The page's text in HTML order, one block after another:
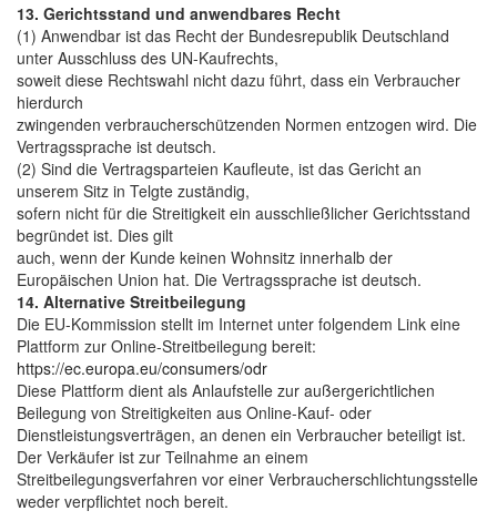
13. Gerichtsstand und anwendbares Recht
(1) Anwendbar ist das Recht der Bundesrepublik Deutschland
unter Ausschluss des UN-Kaufrechts,
soweit diese Rechtswahl nicht dazu führt, dass ein Verbraucher
hierdurch
zwingenden verbraucherschützenden Normen entzogen wird. Die
Vertragssprache ist deutsch.
(2) Sind die Vertragsparteien Kaufleute, ist das Gericht an
unserem Sitz in Telgte zuständig,
sofern nicht für die Streitigkeit ein ausschließlicher Gerichtsstand
begründet ist. Dies gilt
auch, wenn der Kunde keinen Wohnsitz innerhalb der
Europäischen Union hat. Die Vertragssprache ist deutsch.
14. Alternative Streitbeilegung
Die EU-Kommission stellt im Internet unter folgendem Link eine
Plattform zur Online-Streitbeilegung bereit:
https://ec.europa.eu/consumers/odr
Diese Plattform dient als Anlaufstelle zur außergerichtlichen
Beilegung von Streitigkeiten aus Online-Kauf- oder
Dienstleistungsverträgen, an denen ein Verbraucher beteiligt ist.
Der Verkäufer ist zur Teilnahme an einem
Streitbeilegungsverfahren vor einer Verbraucherschlichtungsstelle
weder verpflichtet noch bereit.